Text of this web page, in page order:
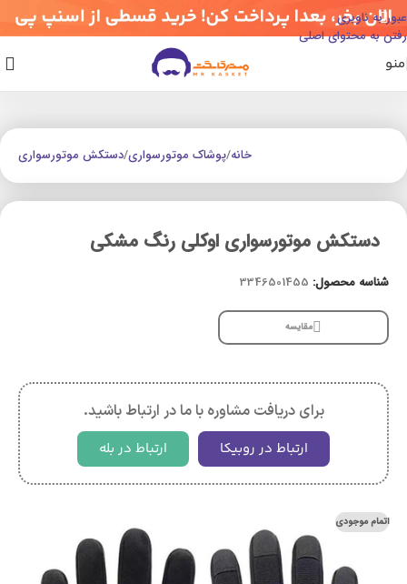
عبور به ناوبری
رفتن به محتوای اصلی
منو
خانه/پوشاک موتورسواری/دستکش موتورسواری
دستکش موتورسواری اوکلی رنگ مشکی
شناسه محصول: 3346501455
مقایسه
برای دریافت مشاوره با ما در ارتباط باشید.
ارتباط در روبیکا ارتباط در بله
اتمام موجودی